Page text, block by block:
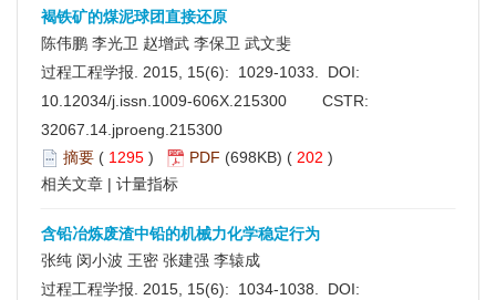
褐铁矿的煤泥球团直接还原
陈伟鹏 李光卫 赵增武 李保卫 武文斐
过程工程学报. 2015, 15(6): 1029-1033. DOI:
10.12034/j.issn.1009-606X.215300
CSTR:
32067.14.jproeng.215300
摘要 ( 1295 ) PDF (698KB) ( 202 )
相关文章 | 计量指标
含铅冶炼废渣中铅的机械力化学稳定行为
张纯 闵小波 王密 张建强 李辕成
过程工程学报. 2015, 15(6): 1034-1038. DOI: